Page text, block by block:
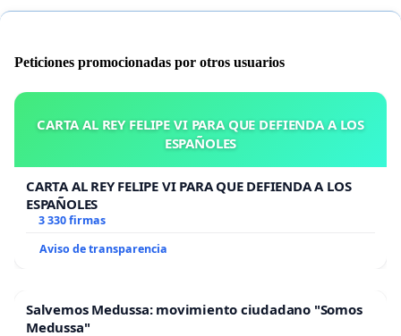
Peticiones promocionadas por otros usuarios
CARTA AL REY FELIPE VI PARA QUE DEFIENDA A LOS
ESPAÑOLES
CARTA AL REY FELIPE VI PARA QUE DEFIENDA A LOS
ESPAÑOLES
3 330 firmas
Aviso de transparencia
Salvemos Medussa: movimiento ciudadano "Somos
Medussa"